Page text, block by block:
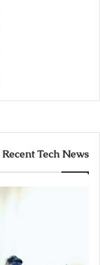
Recent Tech News